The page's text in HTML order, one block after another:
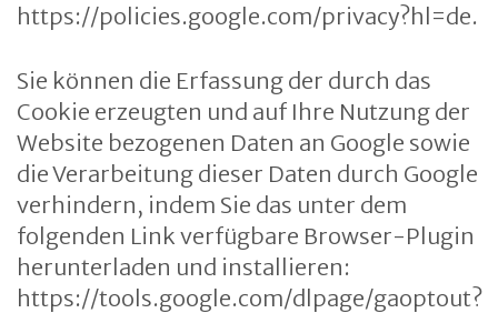
https://policies.google.com/privacy?hl=de.
Sie können die Erfassung der durch das
Cookie erzeugten und auf Ihre Nutzung der
Website bezogenen Daten an Google sowie
die Verarbeitung dieser Daten durch Google
verhindern, indem Sie das unter dem
folgenden Link verfügbare Browser-Plugin
herunterladen und installieren:
https://tools.google.com/dlpage/gaoptout?